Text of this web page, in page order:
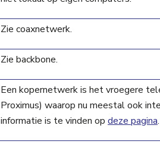
Zie coaxnetwerk.
Zie backbone.
Een kopernetwerk is het vroegere
Proximus) waarop nu meestal ook
informatie is te vinden op deze pagina.